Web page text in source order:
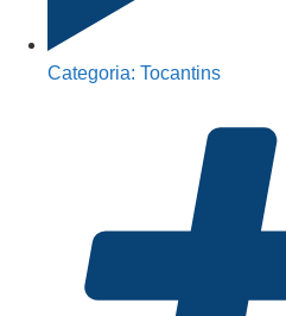
Categoria: Tocantins